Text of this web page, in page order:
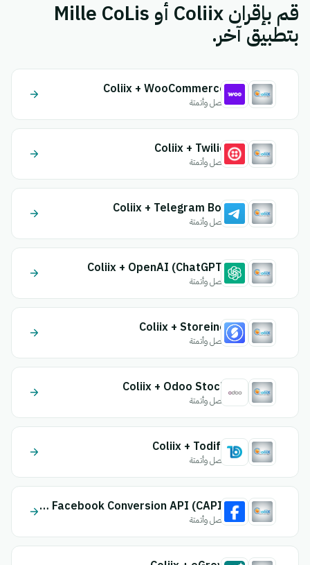
قم بإقران Coliix أو Mille CoLis
بتطبيق آخر.
Coliix + WooCommerce
اتصل وأتمتة
Coliix + Twilio
اتصل وأتمتة
Coliix + Telegram Bot
اتصل وأتمتة
Coliix + OpenAI (ChatGPT)
اتصل وأتمتة
Coliix + Storeino
اتصل وأتمتة
Coliix + Odoo Stock
اتصل وأتمتة
Coliix + Todify
اتصل وأتمتة
Coliix + Facebook Conversion API (CAPI)
اتصل وأتمتة